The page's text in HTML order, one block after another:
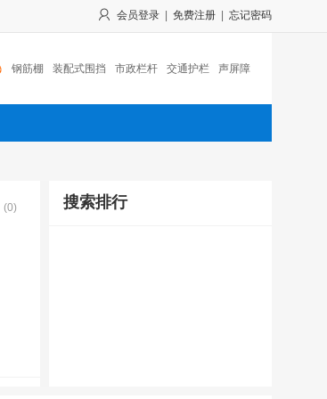
会员登录 免费注册 忘记密码
钢筋棚 装配式围挡 市政栏杆 交通护栏 声屏障
(0)
搜索排行